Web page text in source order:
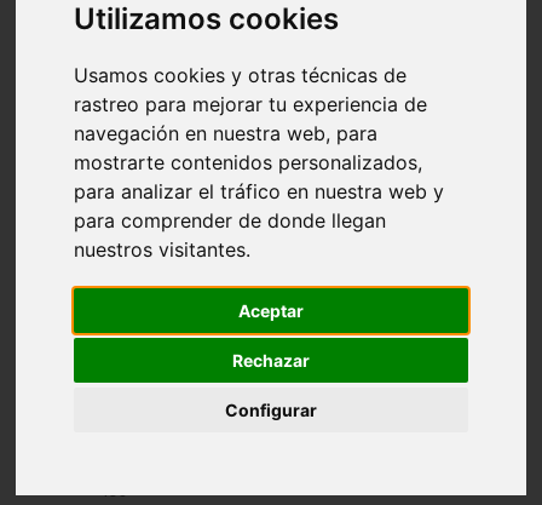
Utilizamos cookies
Usamos cookies y otras técnicas de
rastreo para mejorar tu experiencia de
navegación en nuestra web, para
mostrarte contenidos personalizados,
para analizar el tráfico en nuestra web y
para comprender de donde llegan
nuestros visitantes.
Aceptar
Rechazar
Configurar
Normas para los originales
Índice de artículos por
temática; iniciales:
SAN hasta SUD
los